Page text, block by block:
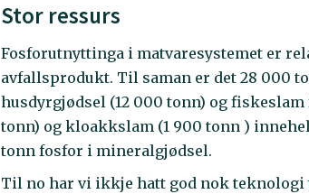
Stor ressurs
Fosforutnyttinga i matvaresystemet er
avfallsprodukt. Til saman er det 28 000
husdyrgjødsel (12 000 tonn) og
tonn) og kloakkslam (1 900 tonn )
tonn fosfor i mineralgjødsel.
Til no har vi ikkje hatt god nok